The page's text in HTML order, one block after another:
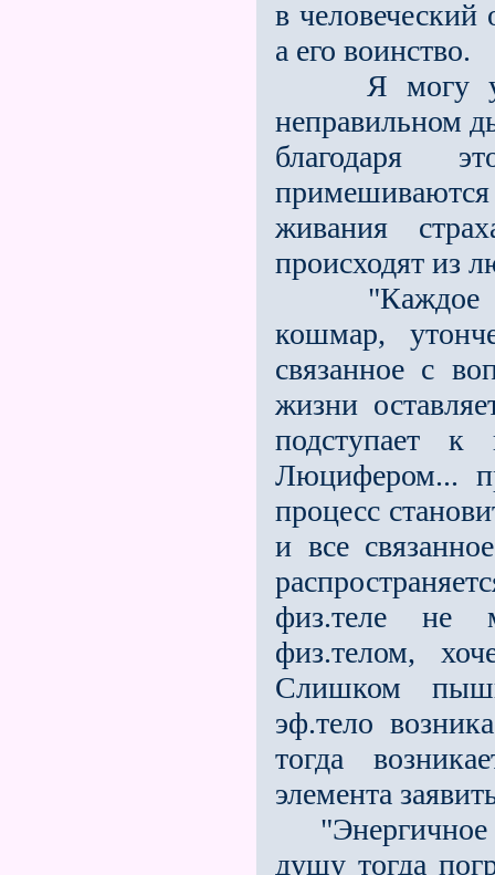
в чело­веческий
а его воинство.
Я могу
неправильном
благодаря
примешиваются
живания
происходят из
"Каждое
кошмар,
связанное с
жизни
подступает
Люцифером...
процесс
и все
физ.теле не
физ.телом,
Слишком
эф.тело
тогда
элемента
"Энергичное
душу тогда